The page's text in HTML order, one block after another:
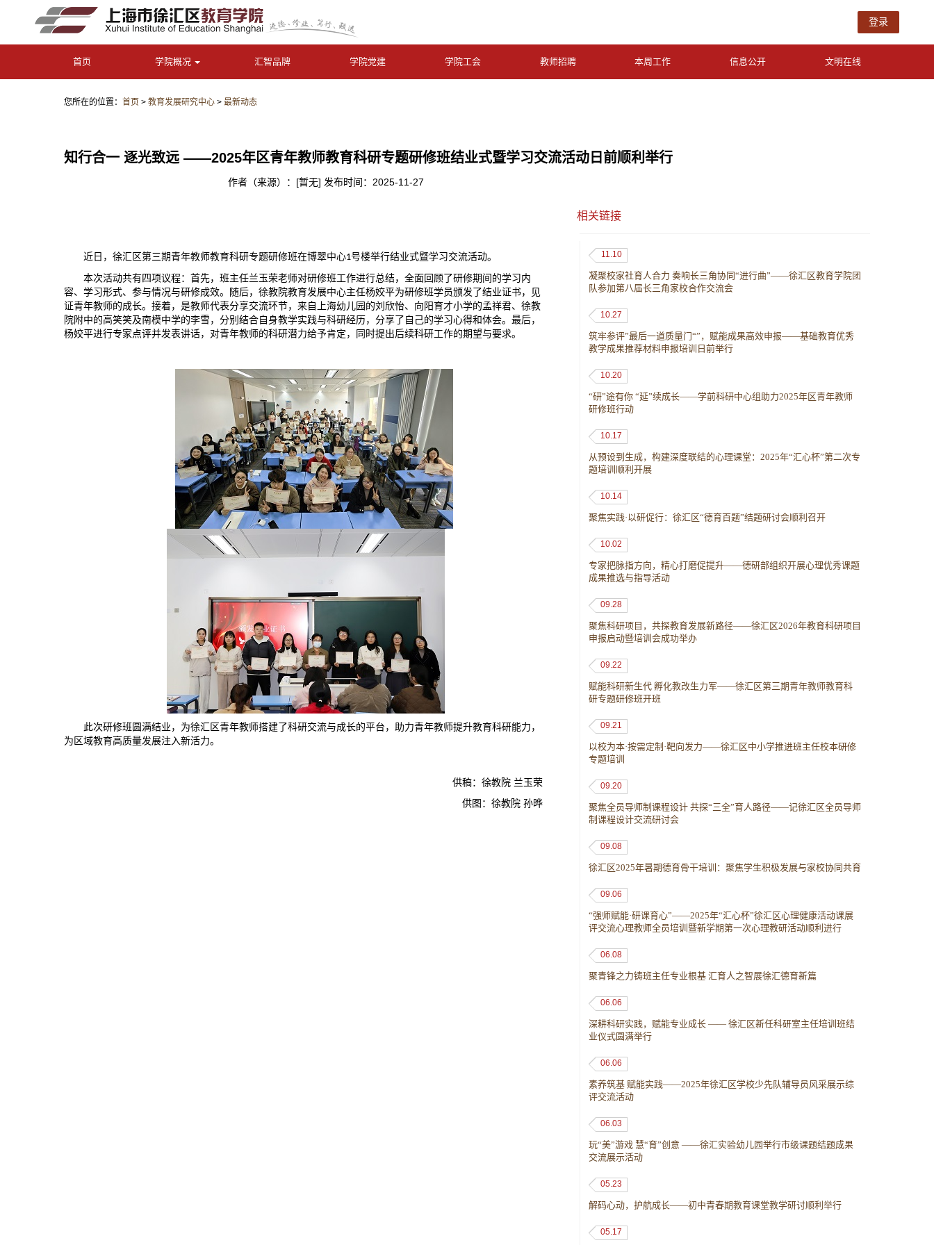
登录
首页 学院概况 汇智品牌 学院党建 学院工会 教师招聘 本周工作 信息公开 文明在线
您所在的位置： 首页 > 教育发展研究中心 > 最新动态
知行合一 逐光致远 ——2025年区青年教师教育科研专题研修班结业式暨学习交流活动日前顺利举行
作者（来源）：[暂无] 发布时间：2025-11-27
近日， 徐汇区第三期青年教师教育科研专题研修班在博翠中心1号楼举行结业式暨学习交流活动。
本次活动共有四项议程： 首先， 班主任兰玉荣老师对研修班工作进行总结，全面回顾了研修期间的学习内
容、 学习形式、参与情况与研修成效。随后， 徐教院教育发展中心主任杨姣平为研修班学员颁发了结业证书，见
证青年教师的成长。 接着，是教师代表分享交流环节，来自上海幼儿园的刘欣怡、向阳育才小学的孟祥君、徐教
院附中的高笑笑及南模中学的李雪，分别结合自身教学实践与科研经历，分享了 自己的学习心得和体会。最后，
杨姣平进行专家点评并发表讲话，对青年教师的科研潜力给予肯定，同时提出后续科研工作的期望与要求。
此次研修班圆满结业，为徐汇区青年教师搭建了科研交流与成长的平台，助力青年教师提升教育科研能力，
为区域教育高质量发展注入新活力。
供稿：徐教院 兰玉荣
供图：徐教院 孙晔
相关链接
11.10
凝聚校家社育人合力 奏响长三角协同“进行曲”——徐汇区教育学院团
队参加第八届长三角家校合作交流会
10.27
筑牢参评”最后一道质量门“”，赋能成果高效申报——基础教育优秀
教学成果推荐材料申报培训日前举行
10.20
“研”途有你 “延”续成长——学前科研中心组助力2025年区青年教师
研修班行动
10.17
从预设到生成，构建深度联结的心理课堂：2025年“汇心杯”第二次专
题培训顺利开展
10.14
聚焦实践·以研促行：徐汇区“德育百题”结题研讨会顺利召开
10.02
专家把脉指方向，精心打磨促提升——德研部组织开展心理优秀课题
成果推选与指导活动
09.28
聚焦科研项目，共探教育发展新路径——徐汇区2026年教育科研项目
申报启动暨培训会成功举办
09.22
赋能科研新生代 孵化教改生力军——徐汇区第三期青年教师教育科
研专题研修班开班
09.21
以校为本·按需定制·靶向发力——徐汇区中小学推进班主任校本研修
专题培训
09.20
聚焦全员导师制课程设计 共探“三全”育人路径——记徐汇区全员导师
制课程设计交流研讨会
09.08
徐汇区2025年暑期德育骨干培训：聚焦学生积极发展与家校协同共育
09.06
“强师赋能·研课育心”——2025年“汇心杯”徐汇区心理健康活动课展
评交流心理教师全员培训暨新学期第一次心理教研活动顺利进行
06.08
聚青锋之力铸班主任专业根基 汇育人之智展徐汇德育新篇
06.06
深耕科研实践，赋能专业成长 —— 徐汇区新任科研室主任培训班结
业仪式圆满举行
06.06
素养筑基 赋能实践——2025年徐汇区学校少先队辅导员风采展示综
评交流活动
06.03
玩“美”游戏 慧“育”创意 ——徐汇实验幼儿园举行市级课题结题成果
交流展示活动
05.23
解码心动，护航成长——初中青春期教育课堂教学研讨顺利举行
05.17